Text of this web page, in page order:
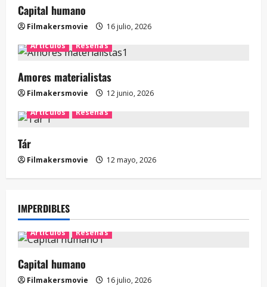
Capital humano
Filmakersmovie
16 julio, 2026
Artículos
Reseñas
Amores materialistas
Filmakersmovie
12 junio, 2026
Artículos
Reseñas
Tár
Filmakersmovie 12 mayo, 2026
IMPERDIBLES
Artículos Reseñas
Capital humano
Filmakersmovie
16 julio, 2026